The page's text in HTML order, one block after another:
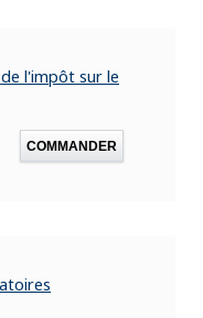
l'impôt sur le
COMMANDER